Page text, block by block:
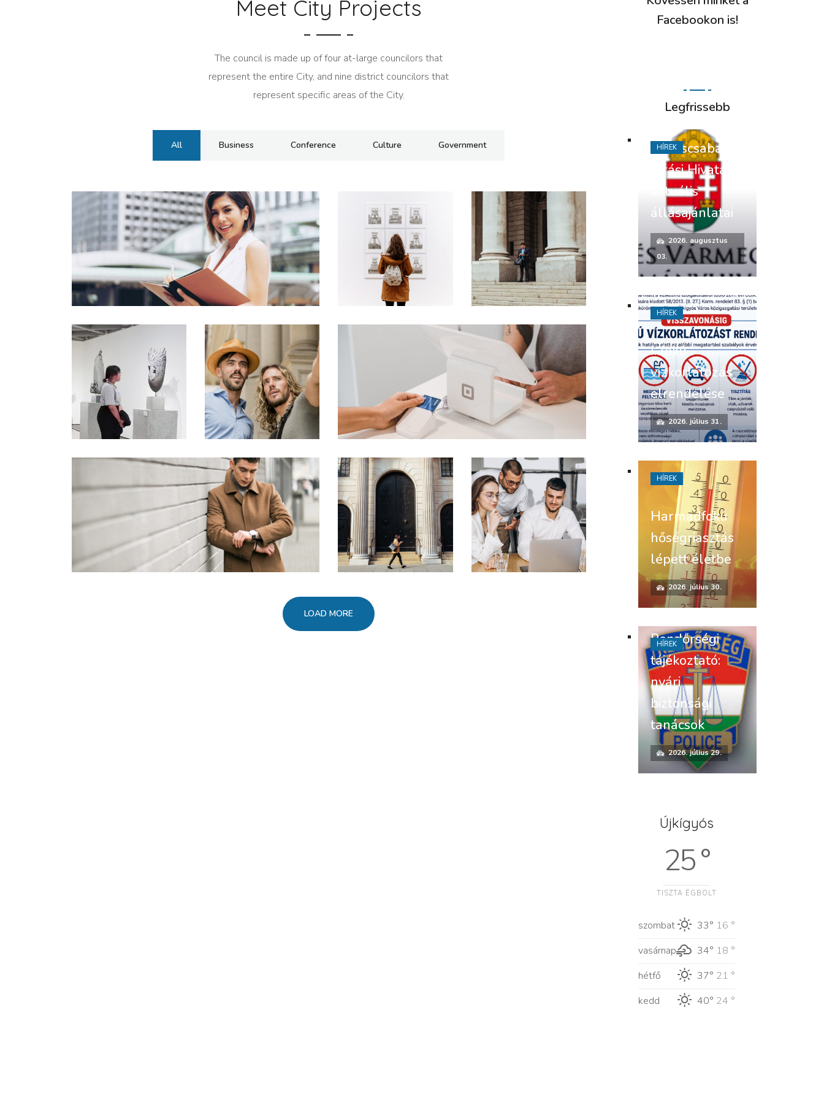
Meet City Projects
The council is made up of four at-large councilors that
represent the entire City, and nine district councilors that
represent specific areas of the City.
All Business Conference Culture Government
LOAD MORE
Facebookon is!
Legfrissebb
Békéscsabai
Járási Hivatal
aktuális
állásajánlatai
2026. augusztus
03.
HÍREK
I. fokú
vízkorlátozás
elrendelése
2026. július 31.
HÍREK
Harmadfokú
hőségriasztás
lépett életbe
2026. július 30.
HÍREK
Rendőrségi
tájékoztató:
nyári
biztonsági
tanácsok
2026. július 29.
HÍREK
Újkígyós
25 °
TISZTA ÉGBOLT
szombat 33° 16 °
vasárnap
34° 18 °
hétfő
37° 21 °
kedd
40° 24 °